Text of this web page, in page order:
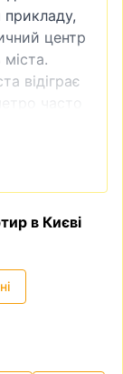
центр
відіграє
часто
так і
недорого
—
- чи
плану
в Києві